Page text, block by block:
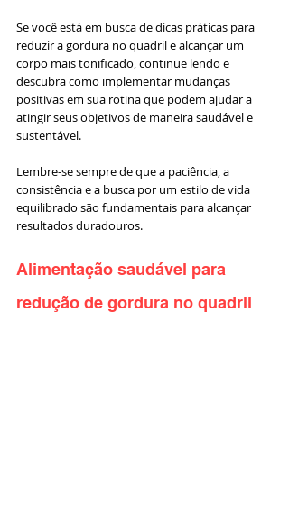
Se você está em busca de dicas práticas para
reduzir a gordura no quadril e alcançar um
corpo mais tonificado, continue lendo e
descubra como implementar mudanças
positivas em sua rotina que podem ajudar a
atingir seus objetivos de maneira saudável e
sustentável.
Lembre-se sempre de que a paciência, a
consistência e a busca por um estilo de vida
equilibrado são fundamentais para alcançar
resultados duradouros.
Alimentação saudável para
redução de gordura no quadril